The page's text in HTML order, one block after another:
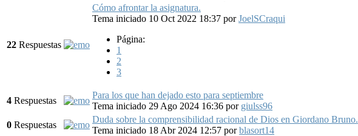
22 Respuestas
Cómo afrontar la asignatura.
Tema iniciado 10 Oct 2022 18:37 porJoelSCraqui
Página:
1
2
3
4 Respuestas
Para los que han dejado esto para septiembre
Tema iniciado 29 Ago 2024 16:36 por giulss96
0 Respuestas
Duda sobre la comprensibilidad racional de Dios en Giordano Bruno.
Tema iniciado 18 Abr 2024 12:57 porblasort14